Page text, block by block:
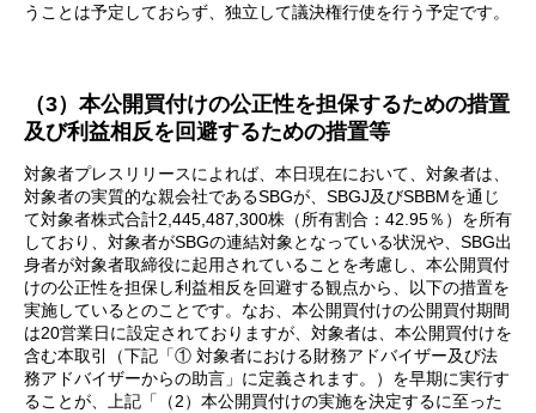
うことは予定しておらず、独立して議決権行使を行う予定です。
（3）本公開買付けの公正性を担保するための措置
及び利益相反を回避するための措置等
対象者プレスリリースによれば、本日現在において、対象者は、
対象者の実質的な親会社であるSBGが、SBGJ及びSBBMを通じ
て対象者株式合計2,445,487,300株（所有割合：42.95％）を所有
しており、対象者がSBGの連結対象となっている状況や、SBG出
身者が対象者取締役に起用されていることを考慮し、本公開買付
けの公正性を担保し利益相反を回避する観点から、以下の措置を
実施しているとのことです。なお、本公開買付けの公開買付期間
は20営業日に設定されておりますが、対象者は、本公開買付けを
含む本取引（下記「① 対象者における財務アドバイザー及び法
務アドバイザーからの助言」に定義されます。）を早期に実行す
ることが、上記「（2）本公開買付けの実施を決定するに至った